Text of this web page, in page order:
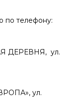
по телефону:
ДЕРЕВНЯ, ул.
ул.